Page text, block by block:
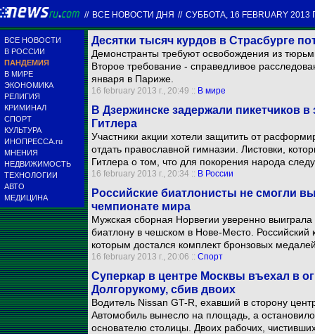
// ВСЕ НОВОСТИ ДНЯ // СУББОТА, 16 FEBRUARY 2013
ВСЕ НОВОСТИ
В РОССИИ
ПАНДЕМИЯ
В МИРЕ
ЭКОНОМИКА
РЕЛИГИЯ
КРИМИНАЛ
СПОРТ
КУЛЬТУРА
ИНОПРЕССА.ru
МНЕНИЯ
НЕДВИЖИМОСТЬ
ТЕХНОЛОГИИ
АВТО
МЕДИЦИНА
Десятки тысяч курдов в Страсбурге
Демонстранты требуют освобождения из
Второе требование - справедливое
января в Париже.
16 february 2013 г., 20:49 :: В мире
В Дзержинске задержали пикетчиков
Гитлера
Участники акции хотели защитить от
отдать православной гимназии. Листовки,
Гитлера о том, что для покорения народа
16 february 2013 г., 20:34 :: В России
Российские биатлонисты не смогли
чемпионате мира
Мужская сборная Норвегии уверенно
биатлону в чешском в Нове-Место. Российский
которым достался комплект бронзовых
16 february 2013 г., 20:06 :: Спорт
Суперкар в центре Москвы въехал в
Долгорукому, сбив двоих
Водитель Nissan GT-R, ехавший в сторону
Автомобиль вынесло на площадь, а
основателю столицы. Двоих рабочих,